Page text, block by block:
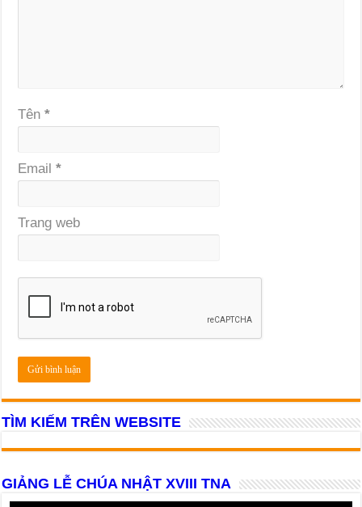
Tên*
Email*
Trang web
TÌM KIẾM TRÊN WEBSITE
GIẢNG LỄ CHÚA NHẬT XVIII TNA